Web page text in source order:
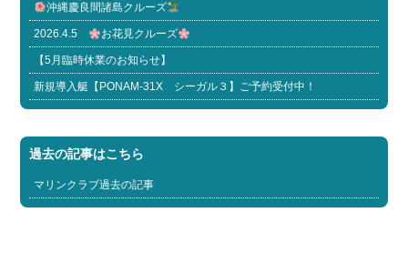
沖縄慶良間諸島クルーズ
2026.4.5 お花見クルーズ
【5月臨時休業のお知らせ】
新規導入艇【PONAM-31X シーガル３】ご予約受付中！
過去の記事はこちら
マリンクラブ過去の記事